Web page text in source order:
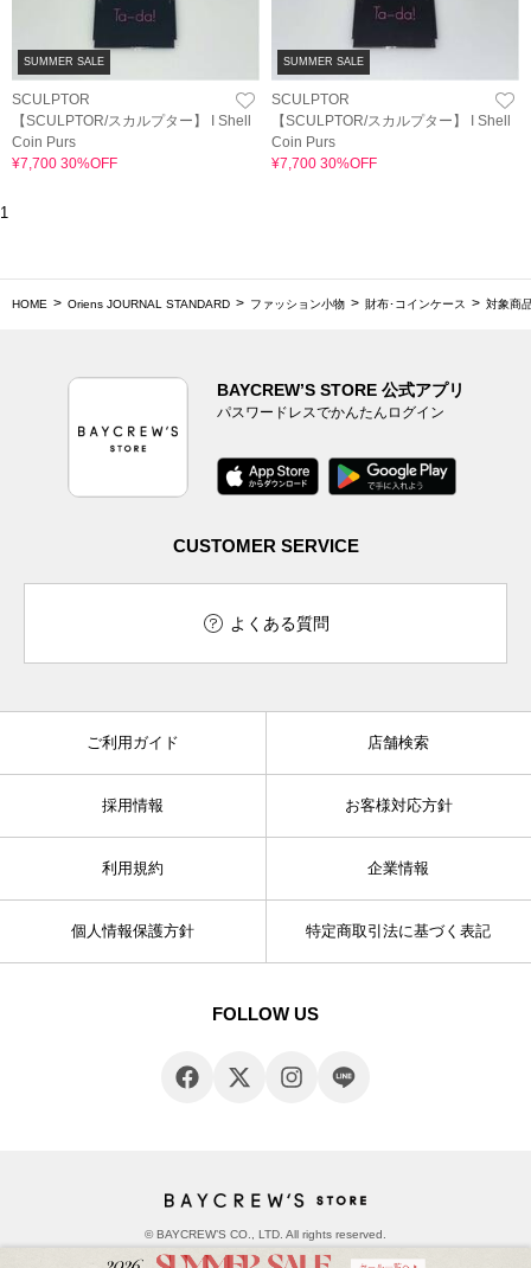
SUMMER SALE
SCULPTOR
【SCULPTOR/スカルプター】 I Shell
Coin Purs
¥7,700 30%OFF
SUMMER SALE
SCULPTOR
【SCULPTOR/スカルプター】 I Shell
Coin Purs
¥7,700 30%OFF
1
HOME Oriens JOURNAL STANDARD ファッション小物 財布･コインケース 対象商
BAYCREW’S STORE 公式アプリ
パスワードレスでかんたんログイン
CUSTOMER SERVICE
よくある質問
ご利用ガイド 店舗検索
採用情報 お客様対応方針
利用規約 企業情報
個人情報保護方針 特定商取引法に基づく表記
FOLLOW US
© BAYCREW’S CO., LTD. All rights reserved.